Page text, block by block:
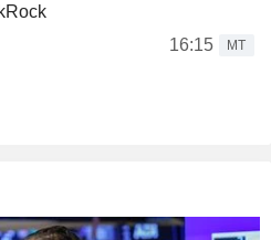
16:15
MT